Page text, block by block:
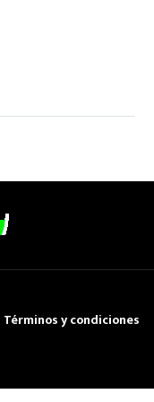
Términos y condiciones